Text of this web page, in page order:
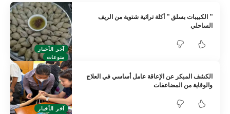
آخر الأخبار
منوعات
” الكبيبات بسلق ” أكلة تراثية شتوية من الريف
الساحلي
آخر الأخبار
الكشف المبكر عن الإعاقة عامل أساسي في العلاج
والوقاية من المضاعفات